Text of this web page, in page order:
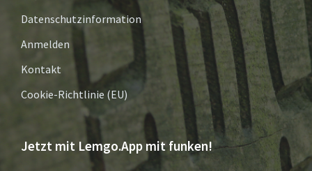
Datenschutzinformation
Anmelden
Kontakt
Cookie-Richtlinie (EU)
Jetzt mit Lemgo.App mit funken!